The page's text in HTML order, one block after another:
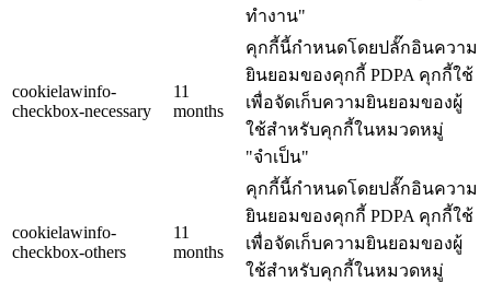
ทำงาน"
cookielawinfo-
checkbox-necessary
11
months
คุกกี้นี้กำหนดโดยปลั๊กอินความ
ยินยอมของคุกกี้ PDPA คุกกี้ใช้
เพื่อจัดเก็บความยินยอมของผู้
ใช้สำหรับคุกกี้ในหมวดหมู่
"จำเป็น"
cookielawinfo-
checkbox-others
11
months
คุกกี้นี้กำหนดโดยปลั๊กอินความ
ยินยอมของคุกกี้ PDPA คุกกี้ใช้
เพื่อจัดเก็บความยินยอมของผู้
ใช้สำหรับคุกกี้ในหมวดหมู่